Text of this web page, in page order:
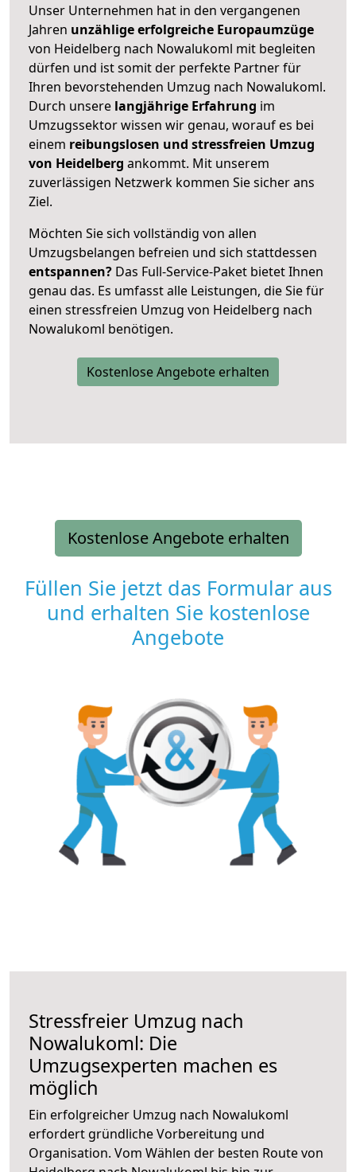
Unser Unternehmen hat in den vergangenen
Jahren unzählige erfolgreiche Europaumzüge
von Heidelberg nach Nowalukoml mit begleiten
dürfen und ist somit der perfekte Partner für
Ihren bevorstehenden Umzug nach Nowalukoml.
Durch unsere langjährige Erfahrung im
Umzugssektor wissen wir genau, worauf es bei
einem reibungslosen und stressfreien Umzug
von Heidelberg ankommt. Mit unserem
zuverlässigen Netzwerk kommen Sie sicher ans
Ziel.
Möchten Sie sich vollständig von allen
Umzugsbelangen befreien und sich stattdessen
entspannen? Das Full-Service-Paket bietet Ihnen
genau das. Es umfasst alle Leistungen, die Sie für
einen stressfreien Umzug von Heidelberg nach
Nowalukoml benötigen.
Kostenlose Angebote erhalten
Kostenlose Angebote erhalten
Füllen Sie jetzt das Formular aus
und erhalten Sie kostenlose
Angebote
Stressfreier Umzug nach
Nowalukoml: Die
Umzugsexperten machen es
möglich
Ein erfolgreicher Umzug nach Nowalukoml
erfordert gründliche Vorbereitung und
Organisation. Vom Wählen der besten Route von